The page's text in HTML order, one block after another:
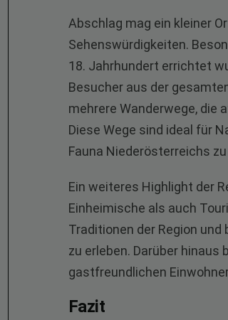
Abschlag mag ein kleiner
Sehenswürdigkeiten.
18. Jahrhundert errichtet
Besucher aus der
mehrere Wanderwege, die
Diese Wege sind ideal für
Fauna Niederösterreichs
Ein weiteres Highlight der
Einheimische als auch
Traditionen der Region
zu erleben. Darüber
gastfreundlichen
Fazit